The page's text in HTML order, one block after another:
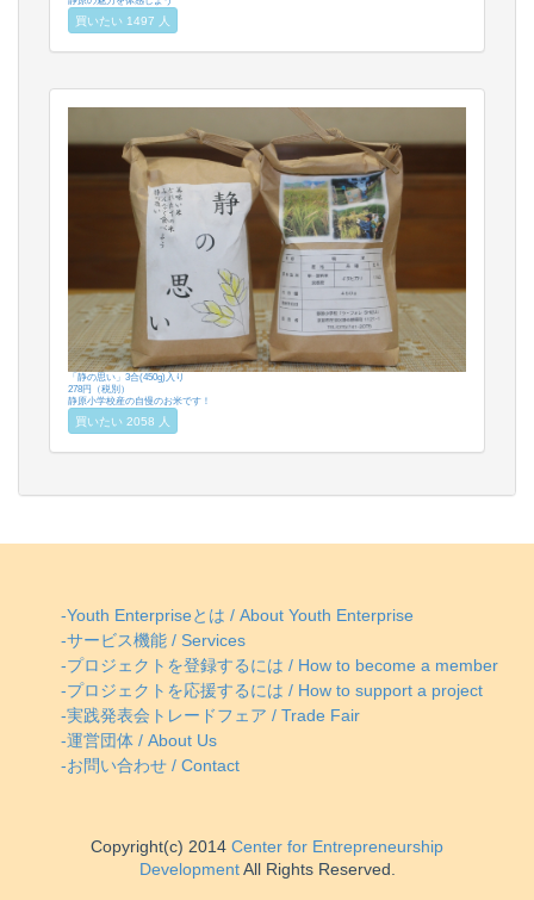
買いたい 1497 人
「静の思い」3合(450g)入り
278円（税別）
静原小学校産の自慢のお米です！
買いたい 2058 人
-Youth Enterpriseとは / About Youth Enterprise
-サービス機能 / Services
-プロジェクトを登録するには / How to become a member
-プロジェクトを応援するには / How to support a project
-実践発表会トレードフェア / Trade Fair
-運営団体 / About Us
-お問い合わせ / Contact
Copyright(c) 2014 Center for Entrepreneurship
DevelopmentAll Rights Reserved.